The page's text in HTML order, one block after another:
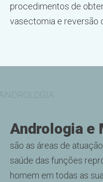
procedimentos de
vasectomia e reversão
Andrologia e
são as áreas de
saúde das funções
homem em todas as